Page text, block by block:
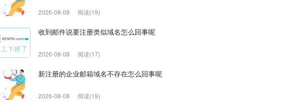
2026-08-08 阅读(19)
收到邮件说要注册类似域名怎么回事呢
2026-08-08 阅读(17)
新注册的企业邮箱域名不存在怎么回事呢
2026-08-08 阅读(19)